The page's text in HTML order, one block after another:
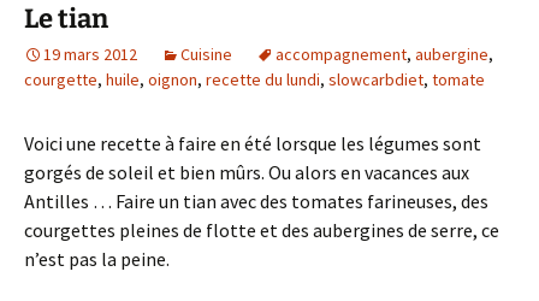
Le tian
19 mars 2012 Cuisine accompagnement, aubergine,
courgette, huile, oignon, recette du lundi, slowcarbdiet, tomate
Voici une recette à faire en été lorsque les légumes sont
gorgés de soleil et bien mûrs. Ou alors en vacances aux
Antilles … Faire un tian avec des tomates farineuses, des
courgettes pleines de flotte et des aubergines de serre, ce
n’est pas la peine.